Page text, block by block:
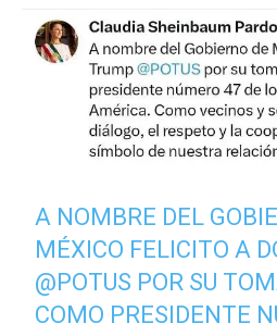
A NOMBRE DEL
MÉXICO FELICITO A
@POTUS POR SU
COMO PRESIDENTE